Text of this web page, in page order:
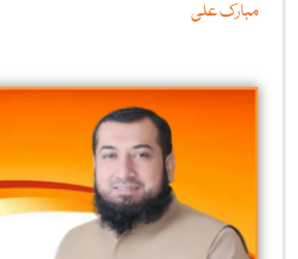
مبارک علی